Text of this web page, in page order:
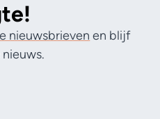
nieuwsbrieven en blijf